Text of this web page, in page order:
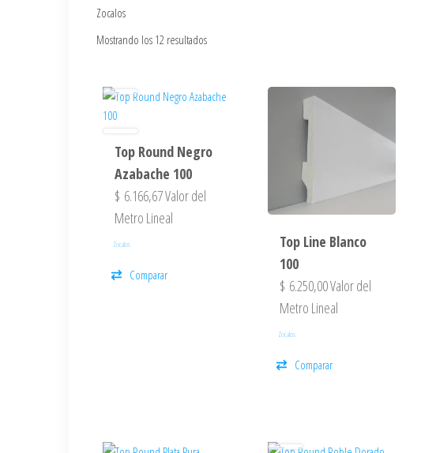
Zocalos
Mostrando los 12 resultados
Top Round Negro
Azabache 100
$ 6.166,67Valor del
Metro Lineal
Zocalos
Comparar
Top Line Blanco
100
$ 6.250,00Valor del
Metro Lineal
Zocalos
Comparar